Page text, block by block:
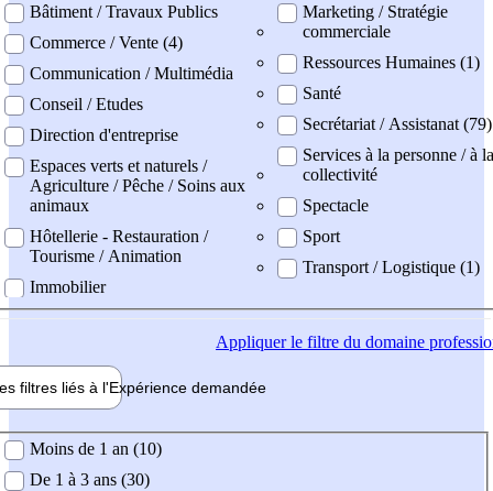
Bâtiment / Travaux Publics
Commerce / Vente (4)
Communication / Multimédia
Conseil / Etudes
Direction d'entreprise
Espaces verts et naturels /
Agriculture / Pêche / Soins aux
animaux
Hôtellerie - Restauration /
Tourisme / Animation
Immobilier
Marketing / Stratégie
commerciale
Ressources Humaines (1)
Santé
Secrétariat / Assistanat (79)
Services à la personne / à la
collectivité
Spectacle
Sport
Transport / Logistique (1)
Appliquerle filtre du domaine
filtres liés à l'Expérience demandée
demandée
Moins de 1 an (10)
De 1 à 3 ans (30)